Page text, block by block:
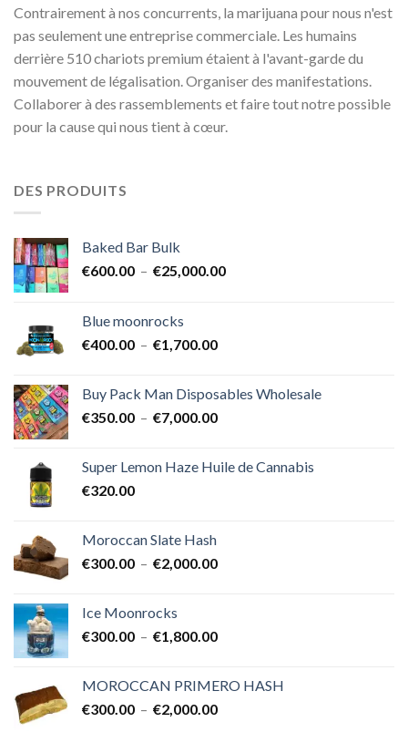
Contrairement à nos concurrents, la marijuana pour nous n'est
pas seulement une entreprise commerciale. Les humains
derrière 510 chariots premium étaient à l'avant-garde du
mouvement de légalisation. Organiser des manifestations.
Collaborer à des rassemblements et faire tout notre possible
pour la cause qui nous tient à cœur.
DES PRODUITS
Baked Bar Bulk
€600.00 – €25,000.00Plage
Blue moonrocks
€400.00 – €1,700.00Plage
€400.00
à
Buy Pack Man Disposables Wholesale
€350.00 – €7,000.00Plage
€350.00
Super Lemon Haze Huile de Cannabis
€320.00
Moroccan Slate Hash
€300.00 – €2,000.00Plage
à
Ice Moonrocks
€300.00 – €1,800.00Plage
€300.00
à
MOROCCAN PRIMERO HASH
€300.00 – €2,000.00Plage